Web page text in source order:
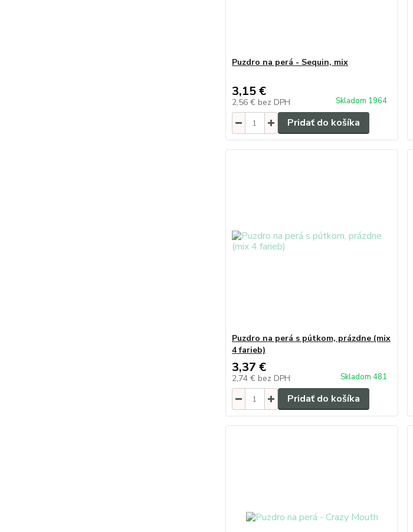
Puzdro na perá - Sequin, mix
3,15 €
2,56 € bez DPH Skladom 1964
Pridať do košíka
Puzdro na perá s pútkom, prázdne (mix
4 farieb)
3,37 €
2,74 € bez DPH Skladom 481
Pridať do košíka